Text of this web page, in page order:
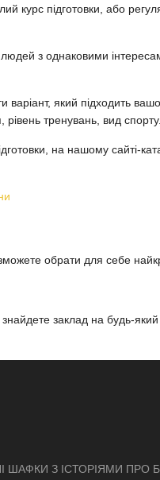
курс підготовки, або
з однаковими
варіант, який підходить
тренувань, вид спорту.
на нашому сайті-
зможете обрати для себе
заклад на будь-
ШАФКИ З ІСТОРІЯМИ ПРО